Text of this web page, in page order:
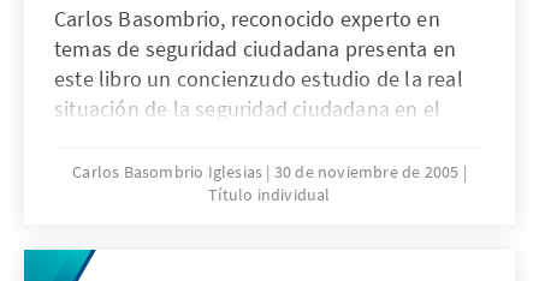
Carlos Basombrio, reconocido experto en
temas de seguridad ciudadana presenta en
este libro un concienzudo estudio de la real
situación de la seguridad ciudadana en el
sistematizada de datos y estadísticas sobre
seguridad y violencia. La Fundación Konrad
Social de Mercado decidieron realizar esta
Carlos Basombrio Iglesias 30 de noviembre de 2005
Título individual